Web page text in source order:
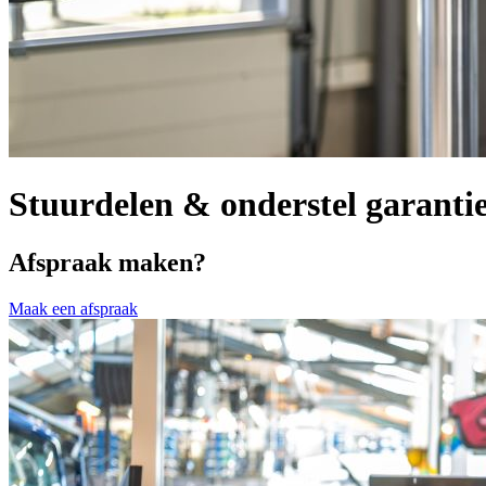
Stuurdelen & onderstel
Afspraak maken?
Maak een afspraak